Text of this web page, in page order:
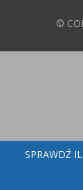
©
SPRAWDŹ